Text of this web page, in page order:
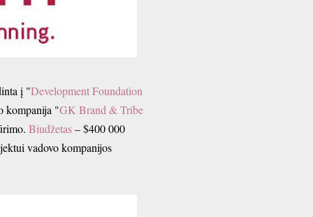
į "Development Foundation
kompanija "GK Brand & Tribe
Biudžetas– $400 000
vadovo kompanijos